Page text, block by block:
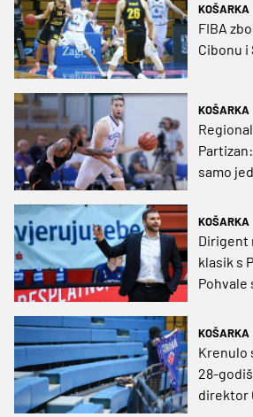
KOŠARKA
FIBA
Cibonu i
KOŠARKA
samo
KOŠARKA
Dirigent
klasik s
Pohvale
KOŠARKA
Krenulo
28-
direktor